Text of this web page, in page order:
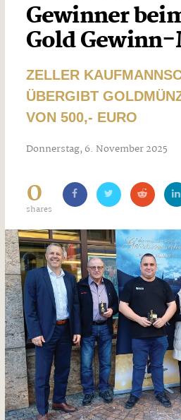
Gewinner
Gold
ZELLER
ÜBERGIBT
VON 500,- EURO
Donnerstag, 6. November 2025
0
shares